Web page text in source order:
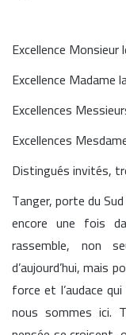
Excellence Monsieur
Excellence Madame
Excellences
Excellences
Distingués invités,
Tanger, porte du
encore une fois
rassemble, non
d’aujourd’hui, mais
force et l’audace
nous sommes ici.